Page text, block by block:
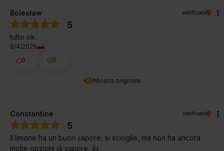
Mostra originale
Bolesław verificato
5
tutto ok.
8/4/2025
0
0
Constantine verificato
5
Il limone ha un buon sapore, si scioglie, ma non ha ancora
molte opzioni di sapore. 👍️